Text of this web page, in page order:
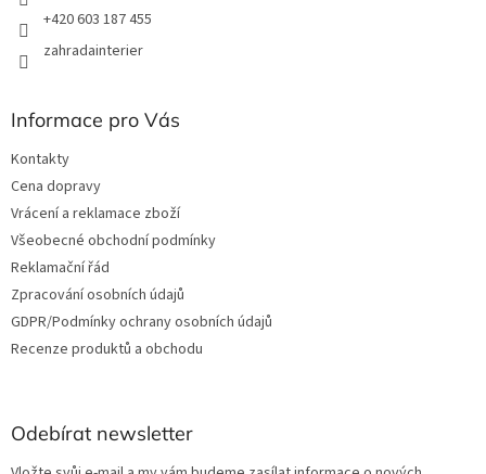
+420 603 187 455
zahradainterier
Informace pro Vás
Kontakty
Cena dopravy
Vrácení a reklamace zboží
Všeobecné obchodní podmínky
Reklamační řád
Zpracování osobních údajů
GDPR/Podmínky ochrany osobních údajů
Recenze produktů a obchodu
Odebírat newsletter